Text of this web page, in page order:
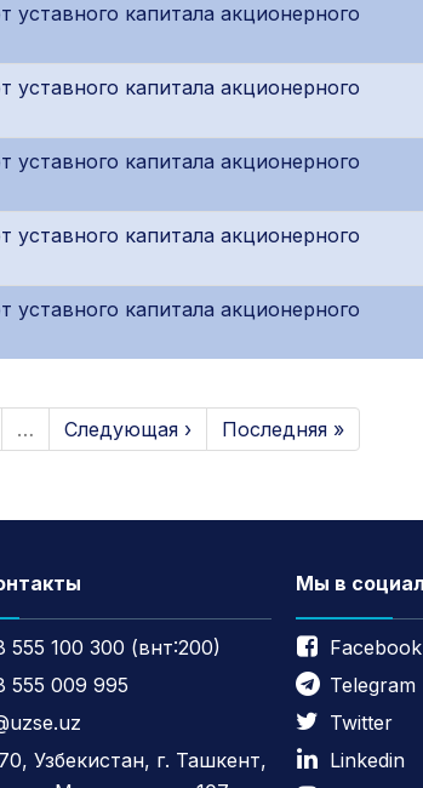
капитала акционерного
капитала акционерного
капитала акционерного
капитала акционерного
капитала акционерного
… Следующая › Последняя »
555 100 300 (внт:200)
555 009 995
Узбекистан, г. Ташкент,
Мы в
Facebook
Telegram
Twitter
Linkedin